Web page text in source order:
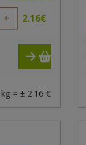
+ 2.16€
= ± 2.16 €